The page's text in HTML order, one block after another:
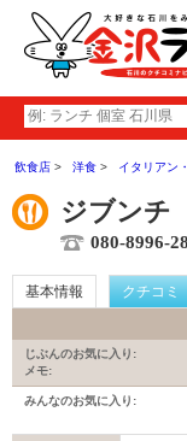
飲食店 洋食 イタリアン
ジブンチ
080-8996-
基本情報 クチコミ
じぶんのお気に入り:
メモ:
みんなのお気に入り: